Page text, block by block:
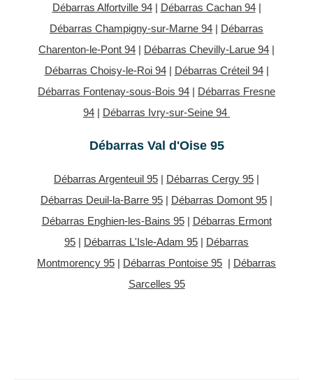
Débarras Alfortville 94| Débarras Cachan 94|
Débarras Champigny-sur-Marne 94 | Débarras
Charenton-le-Pont 94 | Débarras Chevilly-Larue 94 |
Débarras Choisy-le-Roi 94| Débarras Créteil 94|
Débarras Fontenay-sous-Bois 94 | Débarras Fresne
94 | Débarras Ivry-sur-Seine 94
Débarras Val d'Oise 95
Débarras Argenteuil 95 | Débarras Cergy 95 |
Débarras Deuil-la-Barre 95 | Débarras Domont 95 |
Débarras Enghien-les-Bains 95| Débarras Ermont
95 | Débarras L'Isle-Adam 95 | Débarras
Montmorency 95 | Débarras Pontoise 95 | Débarras
Sarcelles 95